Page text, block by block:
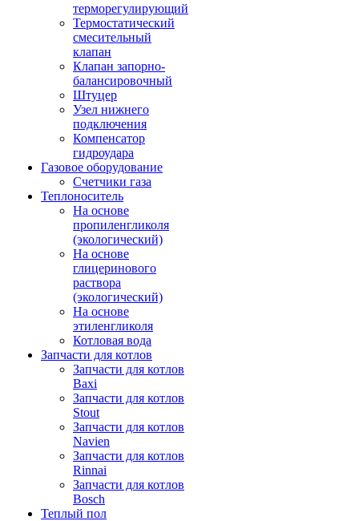
терморегулирующий
Термостатический
смесительный
клапан
Клапан запорно-
балансировочный
Штуцер
Узел нижнего
подключения
Компенсатор
гидроудара
Газовое оборудование
Счетчики газа
Теплоноситель
На основе
пропиленгликоля
(экологический)
На основе
глицеринового
раствора
(экологический)
На основе
этиленгликоля
Котловая вода
Запчасти для котлов
Запчасти для котлов
Baxi
Запчасти для котлов
Stout
Запчасти для котлов
Navien
Запчасти для котлов
Rinnai
Запчасти для котлов
Bosch
Теплый пол